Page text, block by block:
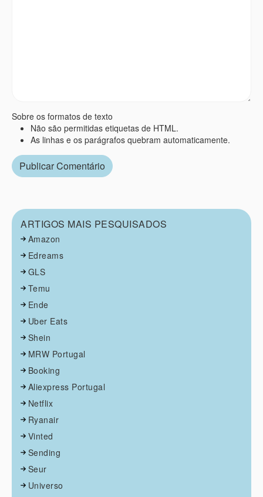
Sobre os formatos de texto
Não são permitidas etiquetas de HTML.
As linhas e os parágrafos quebram automaticamente.
ARTIGOS MAIS PESQUISADOS
Amazon
Edreams
GLS
Temu
Ende
Uber Eats
Shein
MRW Portugal
Booking
Aliexpress Portugal
Netflix
Ryanair
Vinted
Sending
Seur
Universo